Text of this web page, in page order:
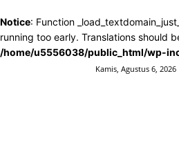
Notice: Function
running too early. Translations should
/home/u5556038/public_html/wp-
Kamis, Agustus 6, 2026